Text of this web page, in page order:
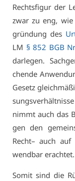
Rechts­fi­gur der
zwar zu eng,
grün­dung des
LM § 852 BGB
dar­le­gen.
chen­de
Ge­setz
nimmt auch das
gen den
Recht– auch
wend­bar er­ach­tet.
So­mit sind die